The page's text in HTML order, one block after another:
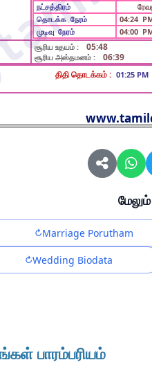
நட்சத்திரம்
தொடக்க நேரம்
04:24
முடிவு நேரம்
04:00
சூரிய உதயம் : 05:48
சூரிய அஸ்தமனம் :
06:39
திதி தொடக்கம் : 01:25 PM
Marriage Porutham
Wedding Biodata
பாரம்பரியம்